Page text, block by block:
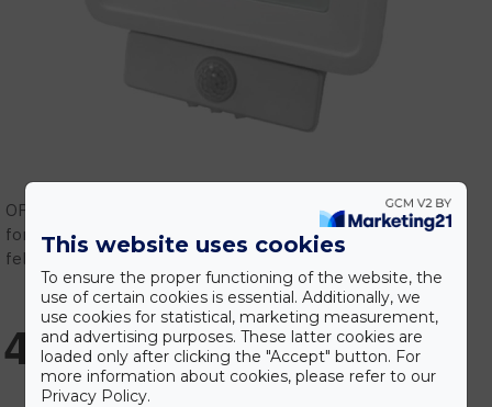
OPTONICA LED gyári képviselet! Vásárolj megbízható
forrásból! Szakmai támogatás, tervezés, gyári garanciális
feltételek.
4.929 Ft
This website uses cookies
To ensure the proper functioning of the website, the
use of certain cookies is essential. Additionally, we
use cookies for statistical, marketing measurement,
and advertising purposes. These latter cookies are
loaded only after clicking the "Accept" button. For
more information about cookies, please refer to our
Privacy Policy.